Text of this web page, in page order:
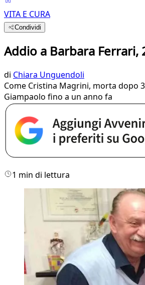
VITA E CURA
Condividi
Addio a Barbara Ferrari,
di Chiara Unguendoli
Come Cristina Magrini, morta dopo
Giampaolo fino a un anno fa
1 min di lettura